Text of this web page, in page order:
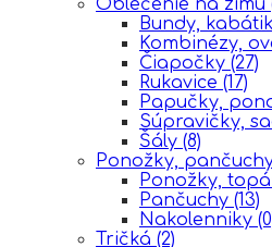
Bundy,
Kombinézy,
Čiapočky (27)
Rukavice (17)
Papučky,
Súpravičky,
Šály (8)
Ponožky,
Ponožky,
Pančuchy (13)
Nakolenniky
Tričká (2)